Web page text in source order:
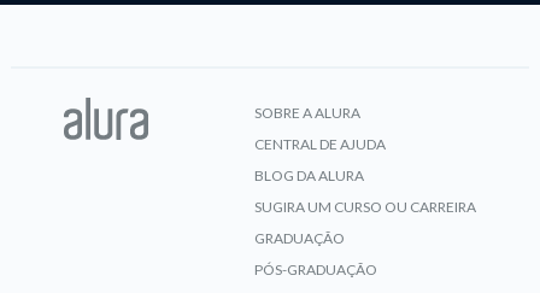
SOBRE A ALURA
CENTRAL DE AJUDA
BLOG DA ALURA
SUGIRA UM CURSO OU CARREIRA
GRADUAÇÃO
PÓS-GRADUAÇÃO